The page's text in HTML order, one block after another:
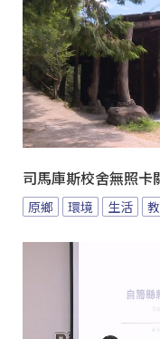
司馬庫斯校舍無照卡
原鄉 環境 生活